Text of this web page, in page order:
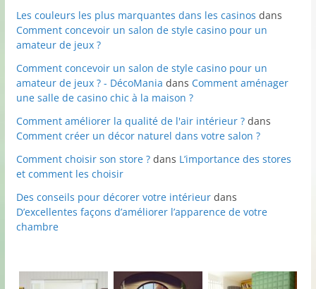
Les couleurs les plus marquantes dans les casinos dans
Comment concevoir un salon de style casino pour un
amateur de jeux ?
Comment concevoir un salon de style casino pour un
amateur de jeux ? - DécoMania dans Comment aménager
une salle de casino chic à la maison ?
Comment améliorer la qualité de l'air intérieur ?dans
Comment créer un décor naturel dans votre salon ?
Comment choisir son store ?dans L’importance des stores
et comment les choisir
Des conseils pour décorer votre intérieurdans
D’excellentes façons d’améliorer l’apparence de votre
chambre